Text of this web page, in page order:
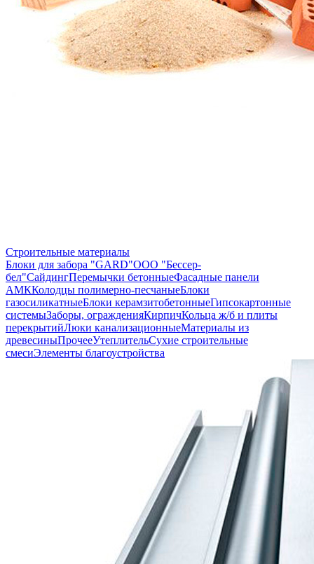
Строительные материалы
Блоки для забора "GARD"ООО "Бессер-
бел"СайдингПеремычки бетонныеФасадные панели
АМККолодцы полимерно-песчаныеБлоки
газосиликатныеБлоки керамзитобетонныеГипсокартонные
системыЗаборы, огражденияКирпичКольца ж/б и плиты
перекрытийЛюки канализационныеМатериалы из
древесиныПрочееУтеплительСухие строительные
смесиЭлементы благоустройства